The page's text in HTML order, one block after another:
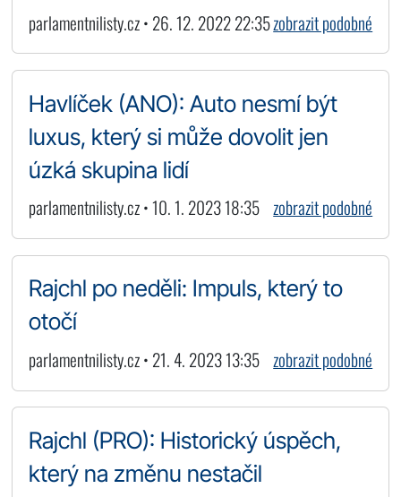
parlamentnilisty.cz • 26. 12. 2022 22:35zobrazit podobné
Havlíček (ANO): Auto nesmí být
luxus, který si může dovolit jen
úzká skupina lidí
parlamentnilisty.cz • 10. 1. 2023 18:35 zobrazit podobné
Rajchl po neděli: Impuls, který to
otočí
parlamentnilisty.cz • 21. 4. 2023 13:35 zobrazit podobné
Rajchl (PRO): Historický úspěch,
který na změnu nestačil